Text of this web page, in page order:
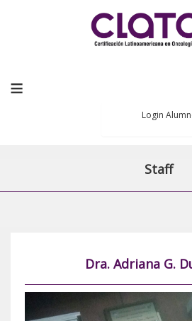
≡
Login
Staff
Dra. Adriana G.